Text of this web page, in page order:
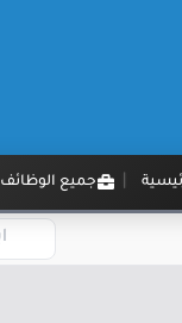
جميع الوظائف